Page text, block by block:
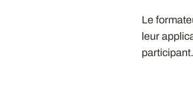
Le
leur
participant.